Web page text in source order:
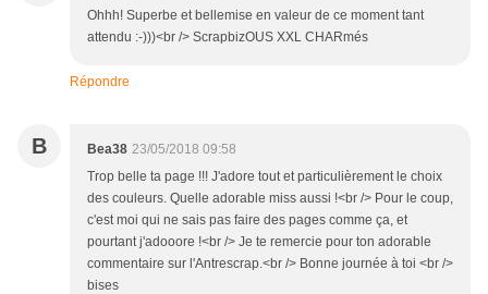
Ohhh! Superbe et bellemise en valeur de ce moment tant
attendu :-)))<br /> ScrapbizOUS XXL CHARmés
Répondre
B Bea38 23/05/2018 09:58
Trop belle ta page !!! J'adore tout et particulièrement le choix
des couleurs. Quelle adorable miss aussi !<br /> Pour le coup,
c'est moi qui ne sais pas faire des pages comme ça, et
pourtant j'adooore !<br /> Je te remercie pour ton adorable
commentaire sur l'Antrescrap.<br /> Bonne journée à toi <br />
bises